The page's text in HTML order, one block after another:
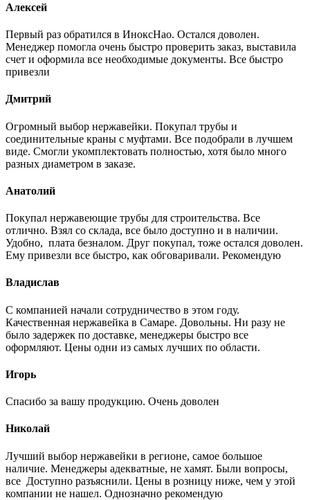
Алексей
Первый раз обратился в ИноксНао. Остался доволен.
Менеджер помогла очень быстро проверить заказ, выставила
счет и оформила все необходимые документы. Все быстро
привезли
Дмитрий
Огромный выбор нержавейки. Покупал трубы и
соединительные краны с муфтами. Все подобрали в лучшем
виде. Смогли укомплектовать полностью, хотя было много
разных диаметром в заказе.
Анатолий
Покупал нержавеющие трубы для строительства. Все
отлично. Взял со склада, все было доступно и в наличии.
Удобно, плата безналом. Друг покупал, тоже остался доволен.
Ему привезли все быстро, как обговаривали. Рекомендую
Владислав
С компанией начали сотрудничество в этом году.
Качественная нержавейка в Самаре. Довольны. Ни разу не
было задержек по доставке, менеджеры быстро все
оформляют. Цены одни из самых лучших по области.
Игорь
Спасибо за вашу продукцию. Очень доволен
Николай
Лучший выбор нержавейки в регионе, самое большое
наличие. Менеджеры адекватные, не хамят. Были вопросы,
все Доступно разъяснили. Цены в розницу ниже, чем у этой
компании не нашел. Однозначно рекомендую